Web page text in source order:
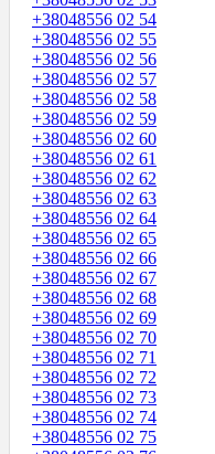
+38048556 02 54
+38048556 02 55
+38048556 02 56
+38048556 02 57
+38048556 02 58
+38048556 02 59
+38048556 02 60
+38048556 02 61
+38048556 02 62
+38048556 02 63
+38048556 02 64
+38048556 02 65
+38048556 02 66
+38048556 02 67
+38048556 02 68
+38048556 02 69
+38048556 02 70
+38048556 02 71
+38048556 02 72
+38048556 02 73
+38048556 02 74
+38048556 02 75